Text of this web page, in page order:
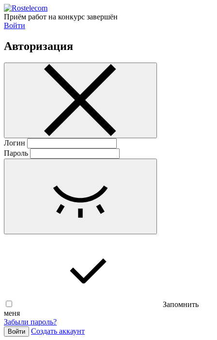
Приём работ на конкурс завершён
Войти
Авторизация
Логин
Пароль
Запомнить
меня
Забыли пароль?
Войти Cоздать аккаунт